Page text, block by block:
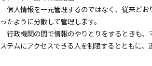
個人情報を一元管理するのではなく、従来ど
ったように分散して管理します。
行政機関の間で情報のやりとりをするときも
ステムにアクセスできる人を制限するとともに、